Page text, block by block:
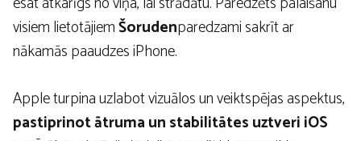
visiem lietotājiemŠorudenparedzami sakrīt ar
nākamās paaudzes iPhone.
Apple turpina uzlabot vizuālos un veiktspējas aspektus,
pastiprinot ātruma un stabilitātes uztveri iOS